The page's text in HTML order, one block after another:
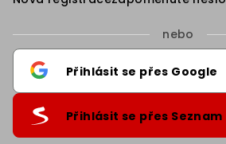
nebo
Přihlásit se přes Google
Přihlásit se přes Seznam